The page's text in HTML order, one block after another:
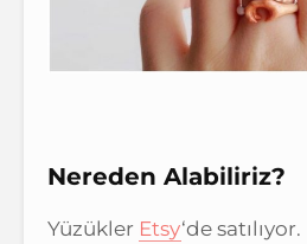
Nereden Alabiliriz?
Yüzükler Etsy‘de satılıyor.